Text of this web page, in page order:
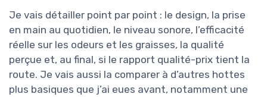
Je vais détailler point par point : le design, la prise
en main au quotidien, le niveau sonore, l’efficacité
réelle sur les odeurs et les graisses, la qualité
perçue et, au final, si le rapport qualité-prix tient la
route. Je vais aussi la comparer à d’autres hottes
plus basiques que j’ai eues avant, notamment une